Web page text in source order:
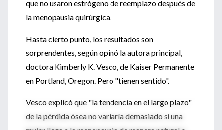
que no usaron estrógeno de reemplazo después de
la menopausia quirúrgica.
Hasta cierto punto, los resultados son
sorprendentes, según opinó la autora principal,
doctora Kimberly K. Vesco, de Kaiser Permanente
en Portland, Oregon. Pero "tienen sentido".
Vesco explicó que "la tendencia en el largo plazo"
de la pérdida ósea no variaría demasiado si una